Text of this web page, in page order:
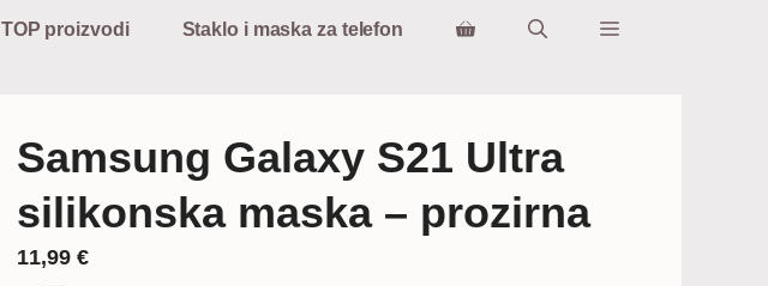
TOP proizvodi Staklo i maska za telefon
Samsung Galaxy S21 Ultra
silikonska maska – prozirna
11,99 €